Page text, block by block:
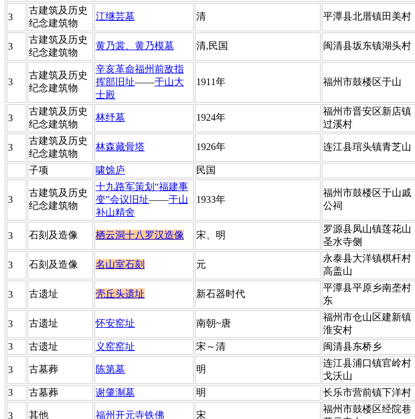
​3
​古建筑及历史
纪念建筑物
​江继芸墓 ​清 ​平潭县北厝镇田美村
​3
​古建筑及历史
纪念建筑物
​黄乃裳、黄乃模墓 ​清,民国 ​闽清县坂东镇湖头村
​3
​古建筑及历史
纪念建筑物
辛亥革命福州前敌指
挥部旧址——于山大
士殿
​1911年 ​福州市鼓楼区于山
​3
​古建筑及历史
纪念建筑物
林纾墓 ​1924年
​福州市晋安区新店镇
过溪村
​3
​古建筑及历史
纪念建筑物
林森藏骨塔 ​1926年 ​连江县琯头镇青芝山
​子项 啸馀庐 ​民国
3
​古建筑及历史
纪念建筑物
十九路军策划“福建事
变”会议旧址——于山
补山精舍
​1933年
​福州市鼓楼区于山戚
公祠
​3 ​石刻及造像 栖云洞十八罗汉造像 ​宋、明
​罗源县凤山镇莲花山
圣水寺侧
​3 ​石刻及造像 名山室石刻 ​元
​永泰县大洋镇棋杆村
高盖山
​3 ​古遗址 壳丘头遗址 ​新石器时代
​平潭县平原乡南垄村
东
3 ​古遗址 怀安窑址 ​南朝~唐
​福州市仓山区建新镇
淮安村
3
​古遗址 义窑窑址 ​宋～清 ​闽清县东桥乡
3 ​古墓葬 ​陈第墓 ​明
​连江县浦口镇官岭村
戈沃山
​3
​古墓葬 ​谢肇淛墓 ​明 ​长乐市营前镇下洋村
​3 ​其他 ​福州开元寺铁佛 ​宋
​福州市鼓楼区经院巷